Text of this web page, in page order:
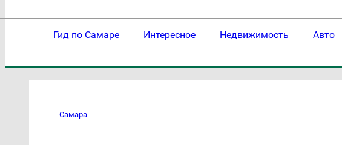
Гид по Самаре Интересное Недвижимость Авто
Самара